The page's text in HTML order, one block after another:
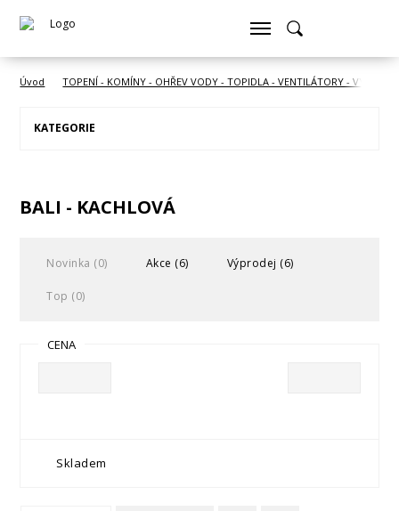
Úvod TOPENÍ - KOMÍNY - OHŘEV VODY - TOPIDLA - VENTILÁTORY -
KATEGORIE
BALI - KACHLOVÁ
Novinka (0) Akce (6) Výprodej (6)
Top (0)
CENA
Skladem